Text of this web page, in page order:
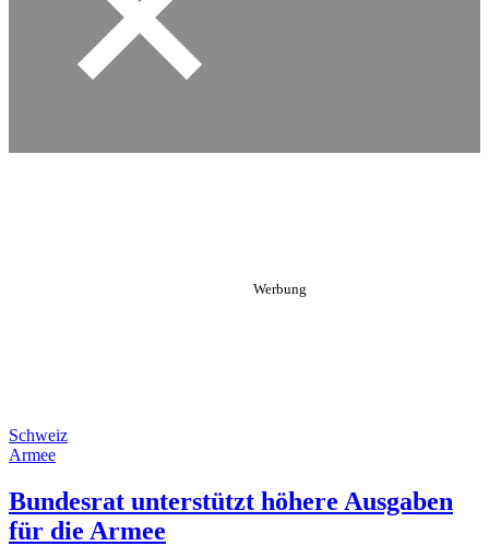
Schweiz
Armee
Bundesrat unterstützt höhere Ausgaben
für die Armee